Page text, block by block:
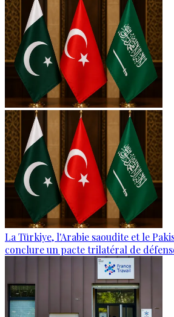
La Türkiye, l'Arabie saoudite et le
conclure un pacte trilatéral de